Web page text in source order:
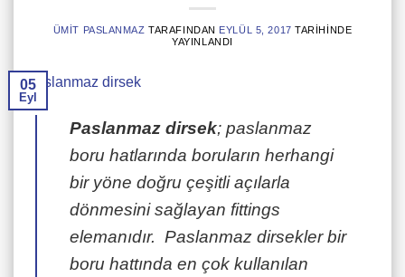
ÜMIT PASLANMAZ TARAFINDAN EYLÜL 5, 2017 TARIHINDE
YAYINLANDI
05
Eyl
Paslanmaz dirsek; paslanmaz
boru hatlarında boruların herhangi
bir yöne doğru çeşitli açılarla
dönmesini sağlayan fittings
elemanıdır. Paslanmaz dirsekler bir
boru hattında en çok kullanılan